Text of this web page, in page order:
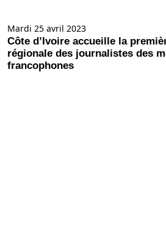
Mardi 25 avril 2023
Côte d’Ivoire accueille la
régionale des journalistes des
francophones